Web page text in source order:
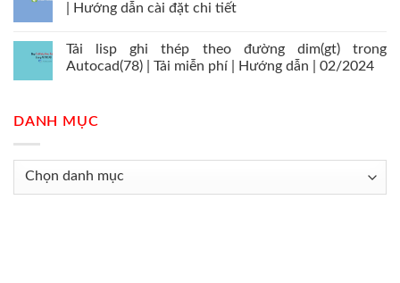
| Hướng dẫn cài đặt chi tiết
Tải lisp ghi thép theo đường dim(gt) trong
Autocad(78) | Tải miễn phí | Hướng dẫn | 02/2024
DANH MỤC
Danh